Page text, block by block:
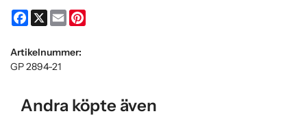
Facebook
X Email
Artikelnummer:
GP 2894-21
Andra köpte även